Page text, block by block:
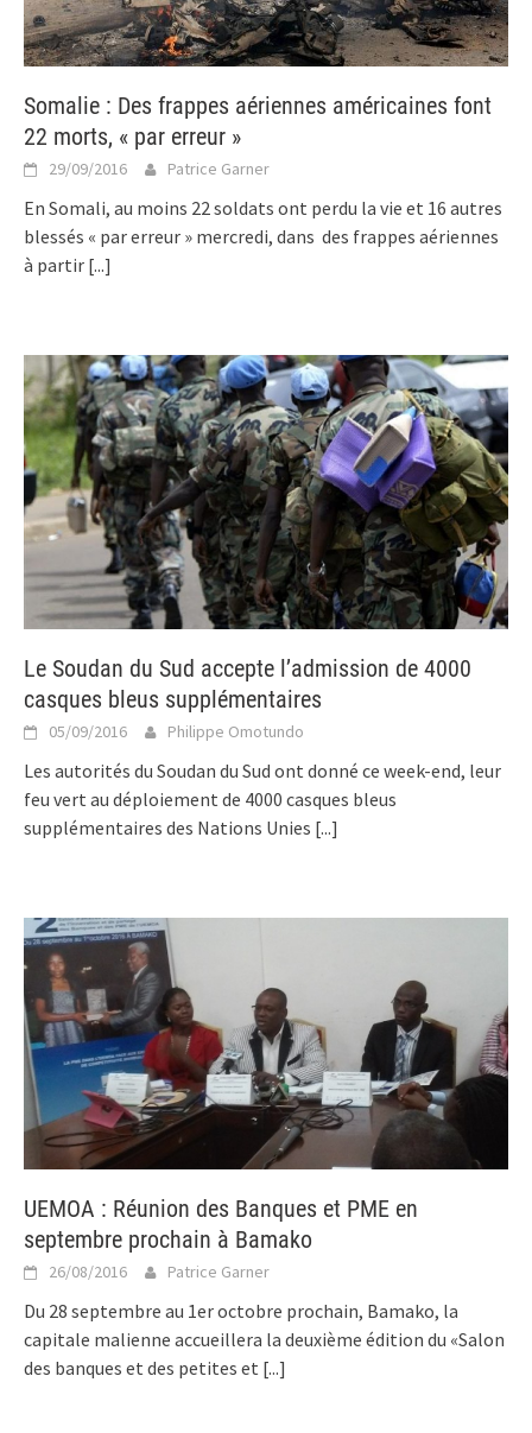
Somalie : Des frappes aériennes américaines font
22 morts, « par erreur »
29/09/2016 Patrice Garner
En Somali, au moins 22 soldats ont perdu la vie et 16 autres
blessés « par erreur » mercredi, dans des frappes aériennes
à partir [...]
Le Soudan du Sud accepte l’admission de 4000
casques bleus supplémentaires
05/09/2016 Philippe Omotundo
Les autorités du Soudan du Sud ont donné ce week-end, leur
feu vert au déploiement de 4000 casques bleus
supplémentaires des Nations Unies [...]
UEMOA : Réunion des Banques et PME en
septembre prochain à Bamako
26/08/2016 Patrice Garner
Du 28 septembre au 1er octobre prochain, Bamako, la
capitale malienne accueillera la deuxième édition du «Salon
des banques et des petites et [...]